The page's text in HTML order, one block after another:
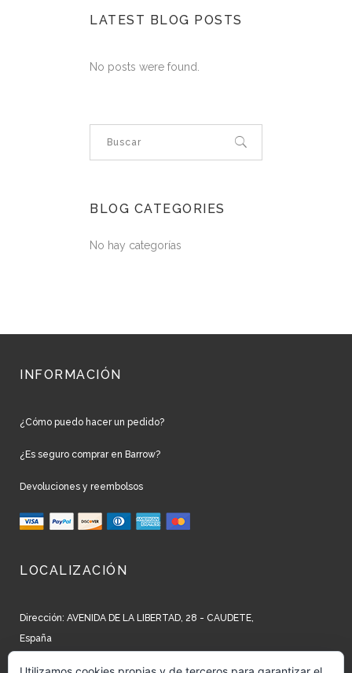
LATEST BLOG POSTS
No posts were found.
BLOG CATEGORIES
No hay categorías
INFORMACIÓN
¿Cómo puedo hacer un pedido?
¿Es seguro comprar en Barrow?
Devoluciones y reembolsos
LOCALIZACIÓN
Dirección: AVENIDA DE LA LIBERTAD, 28 - CAUDETE,
España
Teléfono: +34 965 827 250